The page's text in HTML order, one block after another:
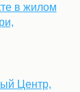
в жилом
Центр,